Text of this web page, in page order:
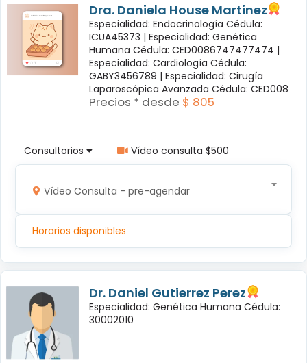
Dra. Daniela House Martinez
Especialidad: Endocrinología Cédula:
ICUA45373 | Especialidad: Genética
Humana Cédula: CED0086747477474 |
Especialidad: Cardiología Cédula:
GABY3456789 | Especialidad: Cirugía
Laparoscópica Avanzada Cédula: CED008
Precios * desde $ 805
Consultorios Vídeo consulta $500
Vídeo Consulta - pre-agendar
Horarios disponibles
Dr. Daniel Gutierrez Perez
Especialidad: Genética Humana Cédula:
30002010